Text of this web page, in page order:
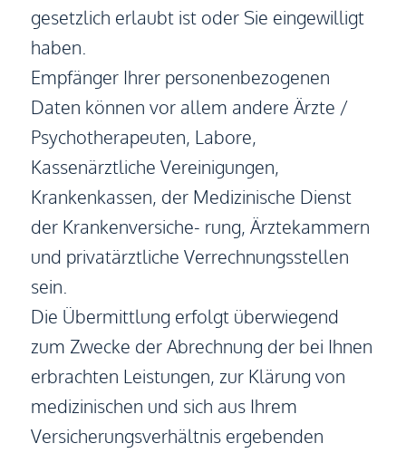
gesetzlich erlaubt ist oder Sie eingewilligt
haben.
Empfänger Ihrer personenbezogenen
Daten können vor allem andere Ärzte /
Psychotherapeuten, Labore,
Kassenärztliche Vereinigungen,
Krankenkassen, der Medizinische Dienst
der Krankenversiche- rung, Ärztekammern
und privatärztliche Verrechnungsstellen
sein.
Die Übermittlung erfolgt überwiegend
zum Zwecke der Abrechnung der bei Ihnen
erbrachten Leistungen, zur Klärung von
medizinischen und sich aus Ihrem
Versicherungsverhältnis ergebenden